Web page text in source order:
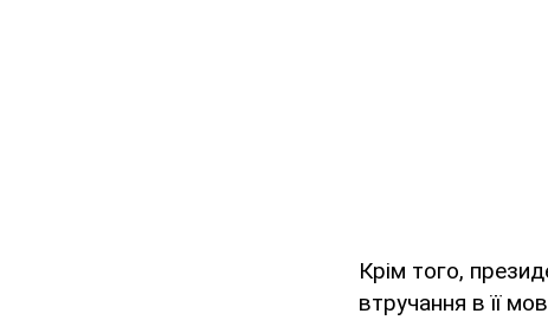
Крім того,
втручання в її